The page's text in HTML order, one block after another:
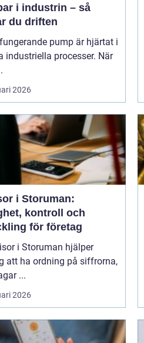
i industrin – så
du driften
pump är hjärtat i
industriella processer. När
2026
i Storuman:
kontroll och
för företag
i Storuman hjälper
att ha ordning på siffrorna,
...
2026